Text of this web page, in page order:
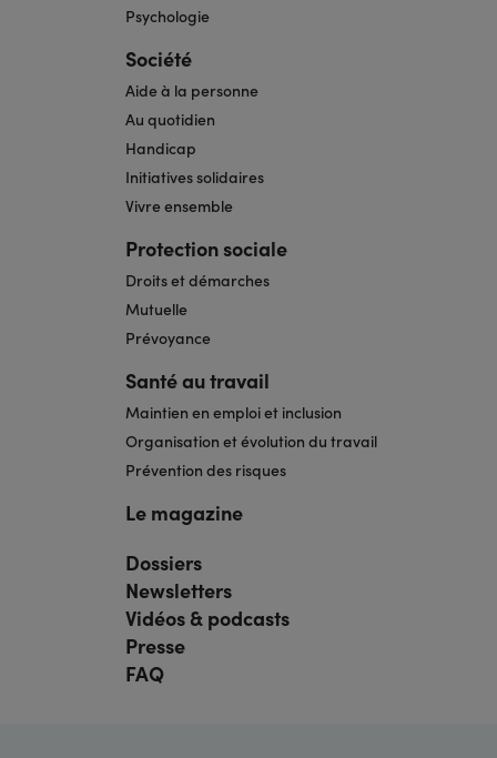
Psychologie
Société
Aide à la personne
Au quotidien
Handicap
Initiatives solidaires
Vivre ensemble
Protection sociale
Droits et démarches
Mutuelle
Prévoyance
Santé au travail
Maintien en emploi et inclusion
Organisation et évolution du travail
Prévention des risques
Le magazine
Navigation
pied
de
page
bis
Dossiers
Newsletters
Vidéos & podcasts
Presse
FAQ